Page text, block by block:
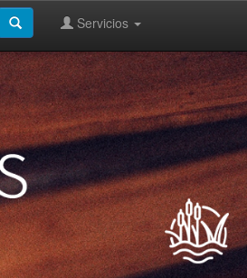
Servicios